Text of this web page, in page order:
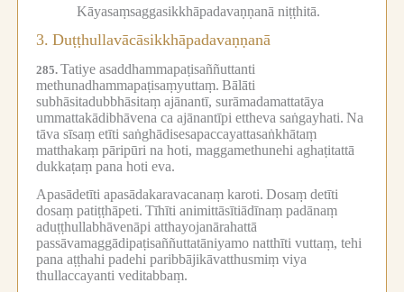
Kāyasaṃsaggasikkhāpadavaṇṇanā niṭṭhitā.
3. Duṭṭhullavācāsikkhāpadavaṇṇanā
285. Tatiye asaddhammapaṭisaññuttanti
methunadhammapaṭisaṃyuttaṃ. Bālāti
subhāsitadubbhāsitaṃ ajānantī, surāmadamattatāya
ummattakādibhāvena ca ajānantīpi ettheva saṅgayhati. Na
tāva sīsaṃ etīti saṅghādisesapaccayattasaṅkhātaṃ
matthakaṃ pāripūri na hoti, maggamethunehi aghaṭitattā
dukkaṭaṃ pana hoti eva.
Apasādetīti apasādakaravacanaṃ karoti. Dosaṃ detīti
dosaṃ patiṭṭhāpeti. Tīhīti animittāsītiādīnaṃ padānaṃ
aduṭṭhullabhāvenāpi atthayojanārahattā
passāvamaggādipaṭisaññuttatāniyamo natthīti vuttaṃ, tehi
pana aṭṭhahi padehi paribbājikāvatthusmiṃ viya
thullaccayanti veditabbaṃ.